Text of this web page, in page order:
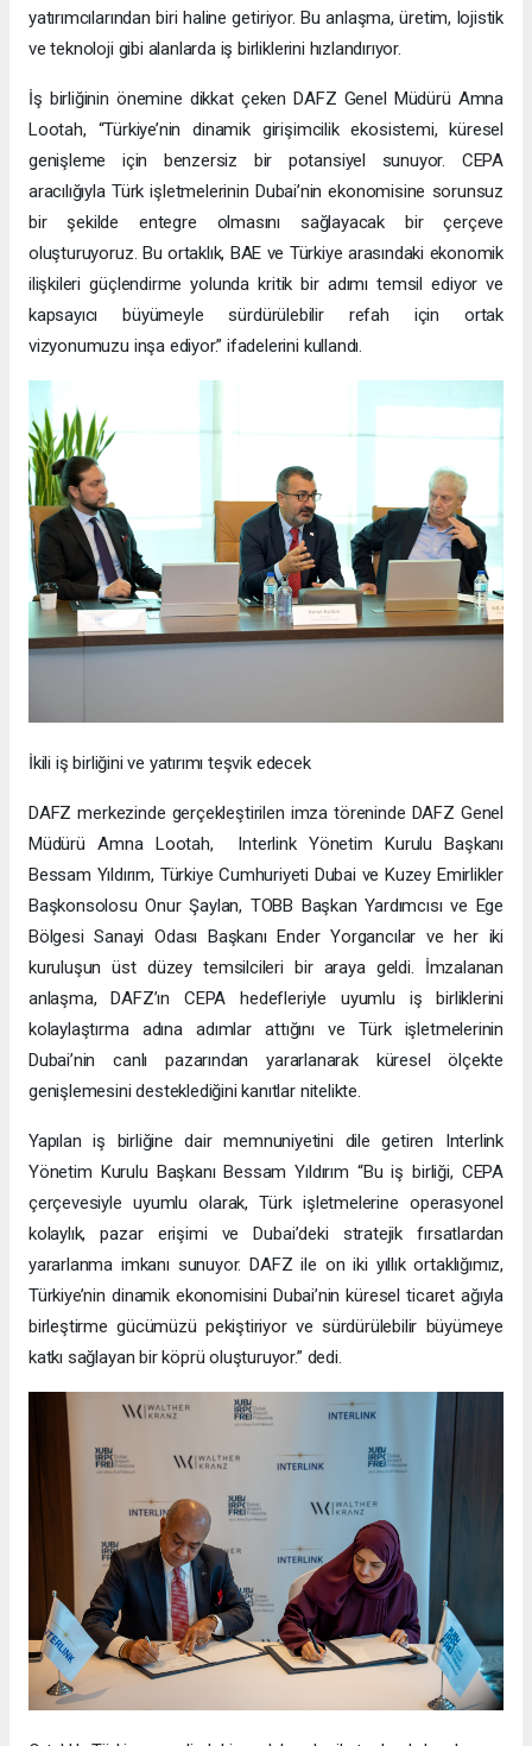
yatırımcılarından biri haline getiriyor. Bu anlaşma, üretim, lojistik
ve teknoloji gibi alanlarda iş birliklerini hızlandırıyor.
İş birliğinin önemine dikkat çeken DAFZ Genel Müdürü Amna
Lootah, “Türkiye’nin dinamik girişimcilik ekosistemi, küresel
genişleme için benzersiz bir potansiyel sunuyor. CEPA
aracılığıyla Türk işletmelerinin Dubai’nin ekonomisine sorunsuz
bir şekilde entegre olmasını sağlayacak bir çerçeve
oluşturuyoruz. Bu ortaklık, BAE ve Türkiye arasındaki ekonomik
ilişkileri güçlendirme yolunda kritik bir adımı temsil ediyor ve
kapsayıcı büyümeyle sürdürülebilir refah için ortak
vizyonumuzu inşa ediyor.” ifadelerini kullandı.
İkili iş birliğini ve yatırımı teşvik edecek
DAFZ merkezinde gerçekleştirilen imza töreninde DAFZ Genel
Müdürü Amna Lootah, Interlink Yönetim Kurulu Başkanı
Bessam Yıldırım, Türkiye Cumhuriyeti Dubai ve Kuzey Emirlikler
Başkonsolosu Onur Şaylan, TOBB Başkan Yardımcısı ve Ege
Bölgesi Sanayi Odası Başkanı Ender Yorgancılar ve her iki
kuruluşun üst düzey temsilcileri bir araya geldi. İmzalanan
anlaşma, DAFZ’ın CEPA hedefleriyle uyumlu iş birliklerini
kolaylaştırma adına adımlar attığını ve Türk işletmelerinin
Dubai’nin canlı pazarından yararlanarak küresel ölçekte
genişlemesini desteklediğini kanıtlar nitelikte.
Yapılan iş birliğine dair memnuniyetini dile getiren Interlink
Yönetim Kurulu Başkanı Bessam Yıldırım “Bu iş birliği, CEPA
çerçevesiyle uyumlu olarak, Türk işletmelerine operasyonel
kolaylık, pazar erişimi ve Dubai’deki stratejik fırsatlardan
yararlanma imkanı sunuyor. DAFZ ile on iki yıllık ortaklığımız,
Türkiye’nin dinamik ekonomisini Dubai’nin küresel ticaret ağıyla
birleştirme gücümüzü pekiştiriyor ve sürdürülebilir büyümeye
katkı sağlayan bir köprü oluşturuyor.” dedi.